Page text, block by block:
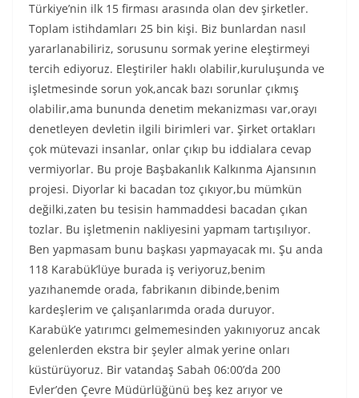
Türkiye’nin ilk 15 firması arasında olan dev şirketler.
Toplam istihdamları 25 bin kişi. Biz bunlardan nasıl
yararlanabiliriz, sorusunu sormak yerine eleştirmeyi
tercih ediyoruz. Eleştiriler haklı olabilir,kuruluşunda ve
işletmesinde sorun yok,ancak bazı sorunlar çıkmış
olabilir,ama bununda denetim mekanizması var,orayı
denetleyen devletin ilgili birimleri var. Şirket ortakları
çok mütevazi insanlar, onlar çıkıp bu iddialara cevap
vermiyorlar. Bu proje Başbakanlık Kalkınma Ajansının
projesi. Diyorlar ki bacadan toz çıkıyor,bu mümkün
değilki,zaten bu tesisin hammaddesi bacadan çıkan
tozlar. Bu işletmenin nakliyesini yapmam tartışılıyor.
Ben yapmasam bunu başkası yapmayacak mı. Şu anda
118 Karabük’lüye burada iş veriyoruz,benim
yazıhanemde orada, fabrikanın dibinde,benim
kardeşlerim ve çalışanlarımda orada duruyor.
Karabük’e yatırımcı gelmemesinden yakınıyoruz ancak
gelenlerden ekstra bir şeyler almak yerine onları
küstürüyoruz. Bir vatandaş Sabah 06:00’da 200
Evler’den Çevre Müdürlüğünü beş kez arıyor ve